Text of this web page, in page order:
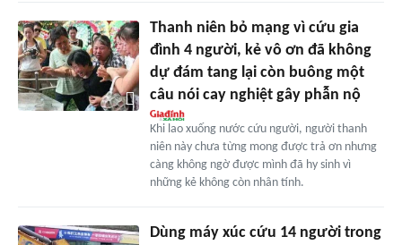
Thanh niên bỏ mạng vì cứu gia
đình 4 người, kẻ vô ơn đã không
dự đám tang lại còn buông một
câu nói cay nghiệt gây phẫn nộ
Khi lao xuống nước cứu người, người thanh
niên này chưa từng mong được trả ơn nhưng
càng không ngờ được mình đã hy sinh vì
những kẻ không còn nhân tính.
Dùng máy xúc cứu 14 người trong